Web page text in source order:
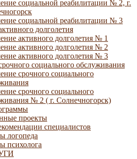
социальной реабилитации № 2, г.
социальной реабилитации № 3
долголетия
активного долголетия № 1
активного долголетия № 2
активного долголетия № 3
социального обслуживания
срочного социального
срочного социального
№ 2 ( г. Солнечногорск)
проекты
специалистов
логопеда
психолога